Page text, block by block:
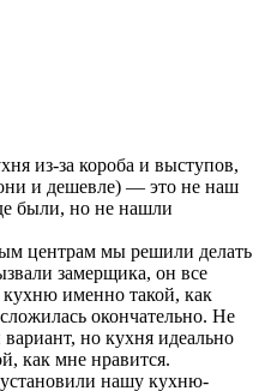
из-за короба и выступов,
и дешевле) — это не наш
были, но не нашли
центрам мы решили делать
замерщика, он все
именно такой, как
окончательно. Не
но кухня идеально
как мне нравится.
нашу кухню-